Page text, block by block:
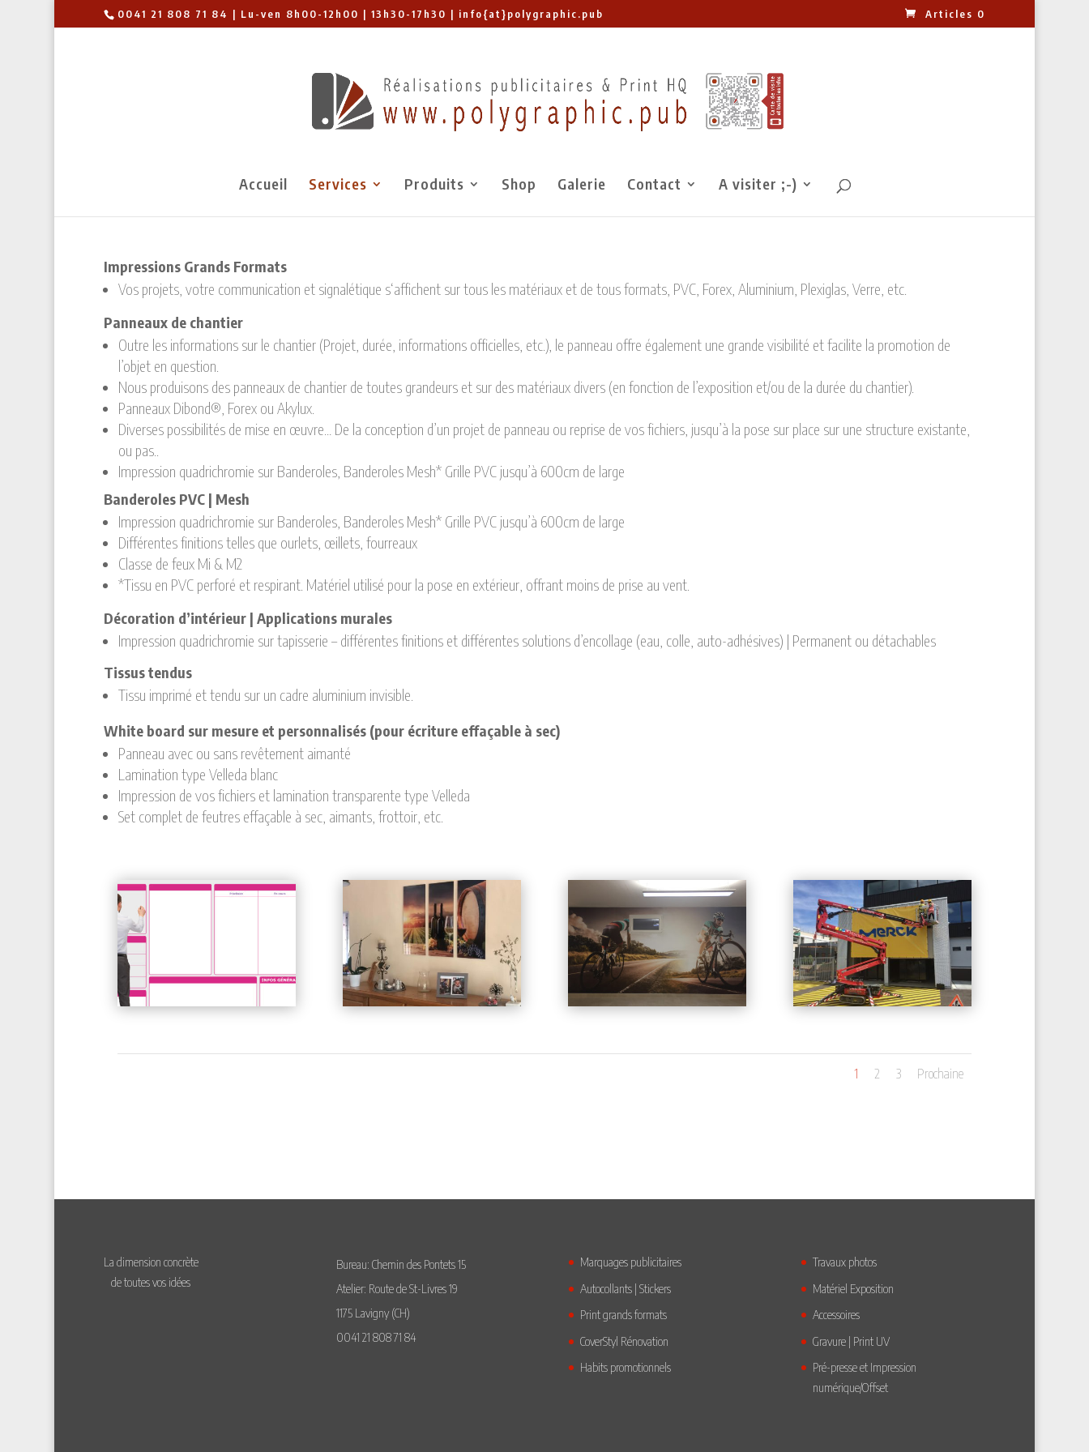
0041 21 808 71 84 | Lu-ven 8h00-12h00 | 13h30-17h30 | info{at}polygraphic.pub Articles 0
Accueil Services Produits Shop Galerie Contact A visiter ;-)
Impressions Grands Formats
Vos projets, votre communication et signalétique s‘affichent sur tous les matériaux et de tous formats, PVC, Forex, Aluminium, Plexiglas, Verre, etc.
Panneaux de chantier
Outre les informations sur le chantier (Projet, durée, informations officielles, etc.), le panneau offre également une grande visibilité et facilite la promotion de
l’objet en question.
Nous produisons des panneaux de chantier de toutes grandeurs et sur des matériaux divers (en fonction de l’exposition et/ou de la durée du chantier).
Panneaux Dibond®, Forex ou Akylux.
Diverses possibilités de mise en œuvre… De la conception d’un projet de panneau ou reprise de vos fichiers, jusqu’à la pose sur place sur une structure existante,
ou pas..
Impression quadrichromie sur Banderoles, Banderoles Mesh* Grille PVC jusqu’à 600cm de large
Banderoles PVC | Mesh
Impression quadrichromie sur Banderoles, Banderoles Mesh* Grille PVC jusqu’à 600cm de large
Différentes finitions telles que ourlets, œillets, fourreaux
Classe de feux Mi & M2
*Tissu en PVC perforé et respirant. Matériel utilisé pour la pose en extérieur, offrant moins de prise au vent.
Décoration d’intérieur | Applications murales
Impression quadrichromie sur tapisserie – différentes finitions et différentes solutions d’encollage (eau, colle, auto-adhésives) | Permanent ou détachables
Tissus tendus
Tissu imprimé et tendu sur un cadre aluminium invisible.
White board sur mesure et personnalisés (pour écriture effaçable à sec)
Panneau avec ou sans revêtement aimanté
Lamination type Velleda blanc
Impression de vos fichiers et lamination transparente type Velleda
Set complet de feutres effaçable à sec, aimants, frottoir, etc.
1 2 3 Prochaine
La dimension concrète
de toutes vos idées
Bureau: Chemin des Pontets 15
Atelier: Route de St-Livres 19
1175 Lavigny (CH)
0041 21 808 71 84
Marquages publicitaires
Autocollants | Stickers
Print grands formats
CoverStyl Rénovation
Habits promotionnels
Travaux photos
Matériel Exposition
Accessoires
Gravure | Print UV
Pré-presse et Impression
numérique/Offset